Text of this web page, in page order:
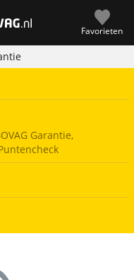
Favorieten
Garantie,